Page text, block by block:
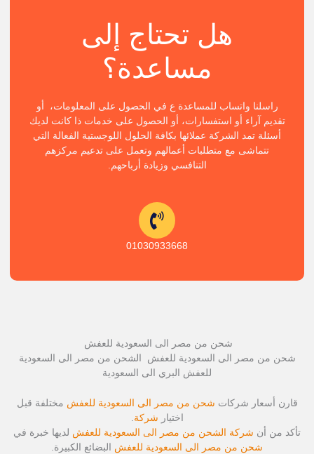
هل تحتاج إلى
مساعدة؟
راسلنا واتساب للمساعدة ع في الحصول على المعلومات، أو
تقديم آراء أو استفسارات، أو الحصول على خدمات ذا كانت لديك
أسئلة تمد الشركة عملائها بكافة الحلول اللوجستية الفعالة التي
تتماشى مع متطلبات أعمالهم وتعمل على تدعيم مركزهم
التنافسي وزيادة أرباحهم.
01030933668
شحن من مصر الى السعودية للعفش
شحن من مصر الى السعودية للعفش الشحن من مصر الى السعودية
للعفش البري الى السعودية
قارن أسعار شركات شحن من مصر الى السعودية للعفش مختلفة قبل
اختيار شركة.
تأكد من أن شركة الشحن من مصر الى السعودية للعفش لديها خبرة في
شحن من مصر الى السعودية للعفش البضائع الكبيرة.